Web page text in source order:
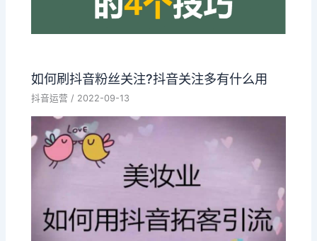
如何刷抖音粉丝关注?抖音关注多有什么用
抖音运营 / 2022-09-13